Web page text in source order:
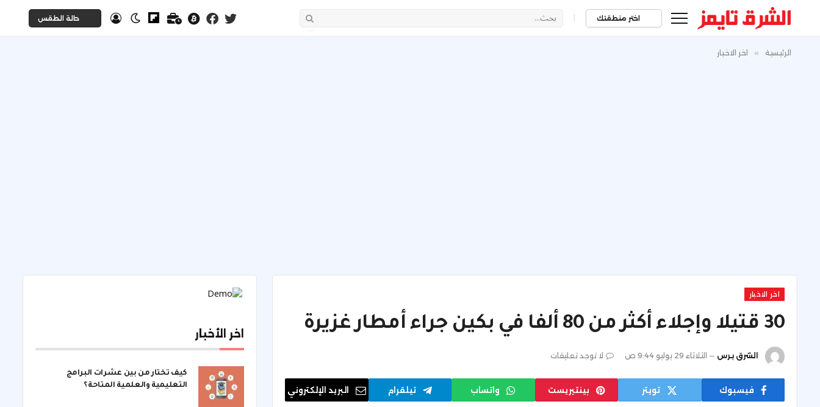
اختر منطقتك | حالة الطقس
الرئيسية » اخر الاخبار
اخر الاخبار
30 قتيلا وإجلاء أكثر من 80 ألفا في بكين جراء أمطار غزيرة
الشرق برس الثلاثاء 29 يوليو 9:44 ص لا توجد تعليقات
فيسبوك تويتر بينتيريست واتساب تيلقرام البريد الإلكتروني
اخر الأخبار
كيف تختار من بين عشرات البرامج
التعليمية والعلمية المتاحة؟